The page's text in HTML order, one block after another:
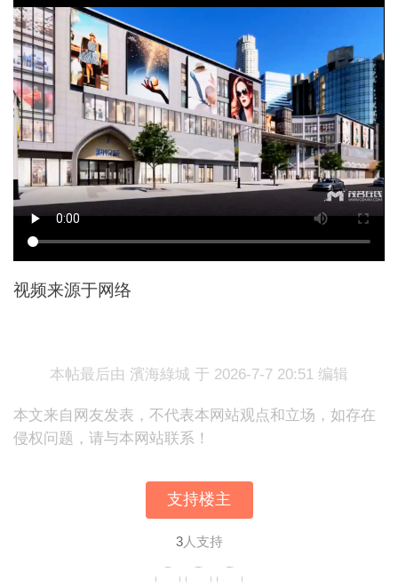
视频来源于网络
本帖最后由 濱海綠城 于 2026-7-7 20:51 编辑
本文来自网友发表，不代表本网站观点和立场，如存在
侵权问题，请与本网站联系！
支持楼主
3人支持